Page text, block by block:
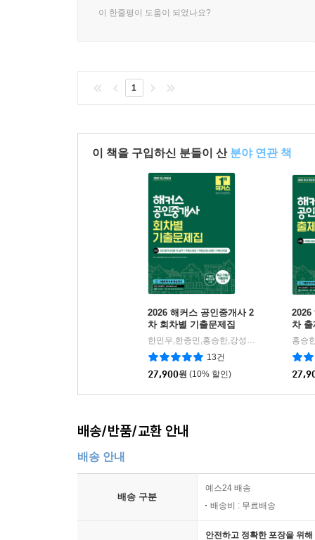
이 한줄평이 도움이 되었나요?
1
이 책을 구입하신 분들이 산 분야 연관 책
2026 해커스 공인중개사 2
차 회차별 기출문제집
한민우,한종민,홍승한,강성규,해커스 공인중개사시험 연구소 저
13건
27,900원 (10% 할인)
2026
차
공시
배송/반품/교환 안내
배송 안내
배송 구분
예스24 배송
배송비 : 무료배송
안전하고 정확한 포장을 위